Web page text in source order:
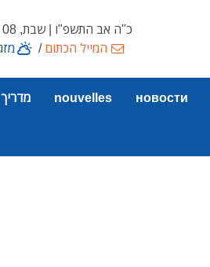
כ"ה אב התשפ"ו | שבת, 08 אוגוסט 2026
המייל הכתום/
новости
nouvelles